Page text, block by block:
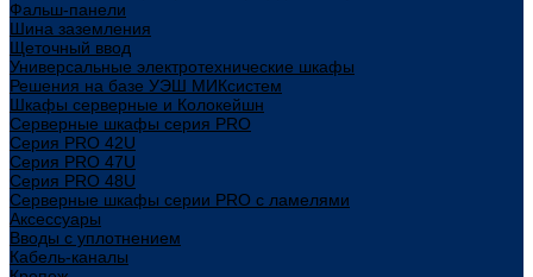
Фальш-панели
Шина заземления
Щеточный ввод
Универсальные электротехнические шкафы
Решения на базе УЭШ МИКсистем
Шкафы серверные и Колокейшн
Серверные шкафы серия PRO
Серия PRO 42U
Серия PRO 47U
Серия PRO 48U
Серверные шкафы серии PRO с ламелями
Аксессуары
Вводы с уплотнением
Кабель-каналы